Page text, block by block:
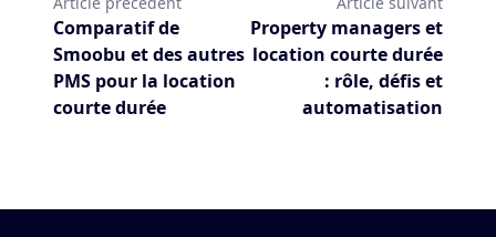
Comparatif de
Smoobu et des autres
PMS pour la location
courte durée
Property managers et
location courte durée
: rôle, défis et
automatisation